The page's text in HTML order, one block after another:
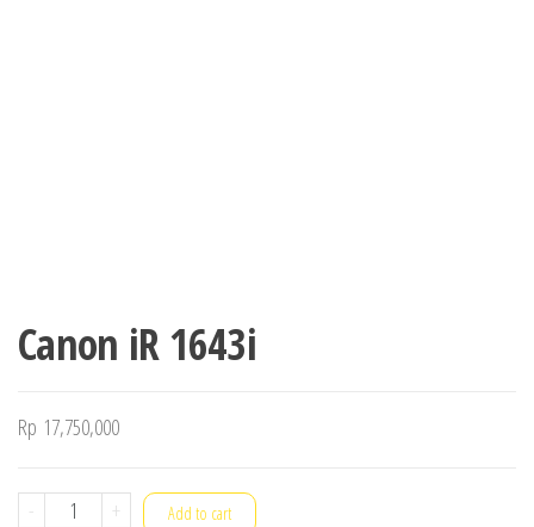
Canon iR 1643i
Rp 17,750,000
-
Canon
+ Add to cart